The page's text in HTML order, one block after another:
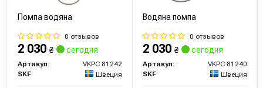
хорошо читаемых кодов, надписей.
Сайт: https://www.schaeffler.de/
Все запчасти INA →
Помпа водяна
0 отзывов
2 030 ₴ сегодня
Артикул:
VKPC 81242
SKF
Швеция
Водяна помпа
0 отзывов
2 030 ₴ сегодня
Артикул:
VKPC 81240
SKF
Швеция